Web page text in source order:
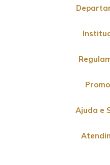
Ajuda e